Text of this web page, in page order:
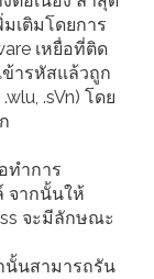
เติมโดยการ
เหยื่อที่ติด
ข้ารหัสแล้วถูก
.sVn) โดย
ทำการ
จากนั้นให้
จะมีลักษณะ
นั้นสามารถรัน